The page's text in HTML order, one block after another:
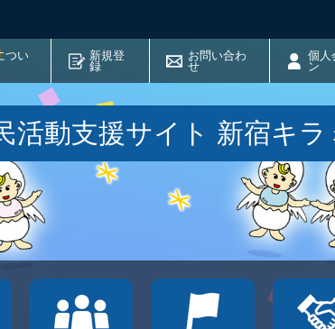
つい
新規登
録
お問い合わ
せ
個人
ン
活動支援サイト 新宿キラ